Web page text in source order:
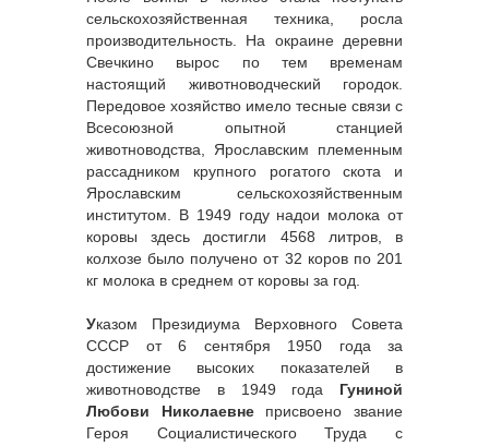
сельскохозяйственная техника, росла
производительность. На окраине деревни
Свечкино вырос по тем временам
настоящий животноводческий городок.
Передовое хозяйство имело тесные связи с
Всесоюзной опытной станцией
животноводства, Ярославским племенным
рассадником крупного рогатого скота и
Ярославским сельскохозяйственным
институтом. В 1949 году надои молока от
коровы здесь достигли 4568 литров, в
колхозе было получено от 32 коров по 201
кг молока в среднем от коровы за год.
Указом Президиума Верховного Совета
СССР от 6 сентября 1950 года за
достижение высоких показателей в
животноводстве в 1949 года Гуниной
Любови Николаевнеприсвоено звание
Героя Социалистического Труда с